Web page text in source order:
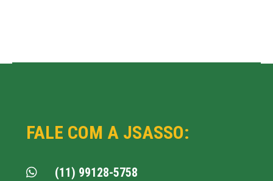
FALE COM A JSASSO:
 (11) 99128-5758